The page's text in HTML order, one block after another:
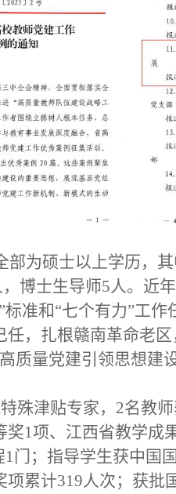
部为硕士以上学历，
，博士生导师5 人。近
”标准和“七个有力”工作
，扎根赣南革命老
质量党建引领思想建
殊津贴专家， 2名教
奖1项、江西省教学成
1 门；指导学生获中国
项累计319 人次；获批